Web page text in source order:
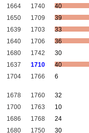
1664 1740
40
1650 1709
39
1639 1703
33
1640 1706
36
1680 1742
30
1637 1710
40
1704 1766 6
1678 1760
32
1700 1763
10
1686 1768
24
1680 1750 30